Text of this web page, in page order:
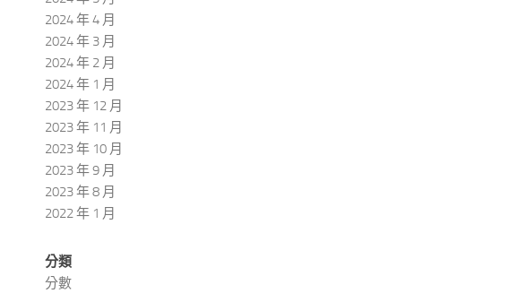
2024 年 4 月
2024 年 3 月
2024 年 2 月
2024 年 1 月
2023 年 12 月
2023 年 11 月
2023 年 10 月
2023 年 9 月
2023 年 8 月
2022 年 1 月
分類
分數